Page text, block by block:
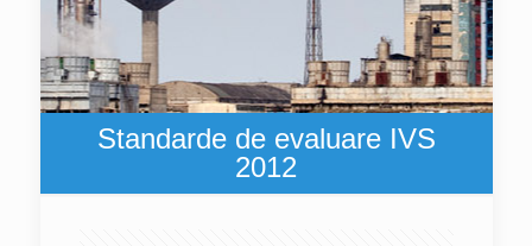
Standarde de evaluare IVS
2012